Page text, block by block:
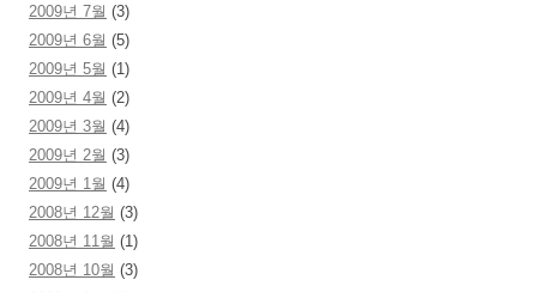
2009년 7월 (3)
2009년 6월 (5)
2009년 5월 (1)
2009년 4월 (2)
2009년 3월 (4)
2009년 2월 (3)
2009년 1월 (4)
2008년 12월 (3)
2008년 11월 (1)
2008년 10월 (3)